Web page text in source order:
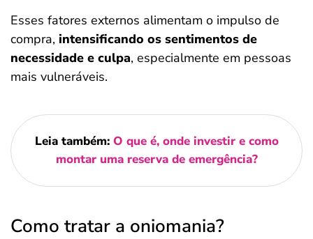
Esses fatores externos alimentam o impulso de
compra, intensificando os sentimentos de
necessidade e culpa, especialmente em pessoas
mais vulneráveis.
Leia também: O que é, onde investir e como
montar uma reserva de emergência?
Como tratar a oniomania?